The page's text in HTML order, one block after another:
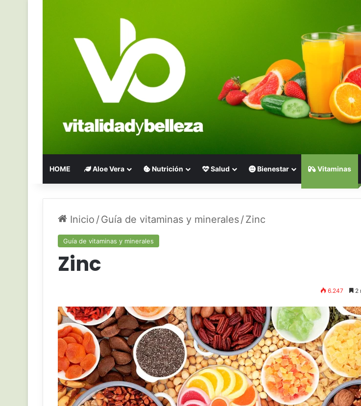
HOME Aloe Vera Nutrición Salud Bienestar Vitaminas
Inicio /Guía de vitaminas y minerales/Zinc
Guía de vitaminas y minerales
Zinc
6.247 2